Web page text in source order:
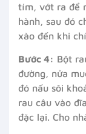
tím, vớt ra để
hành, sau đó
xào đến khi
Bước 4: Bột
đường, nửa
đó nấu sôi
rau câu vào
đặc lại. Cho